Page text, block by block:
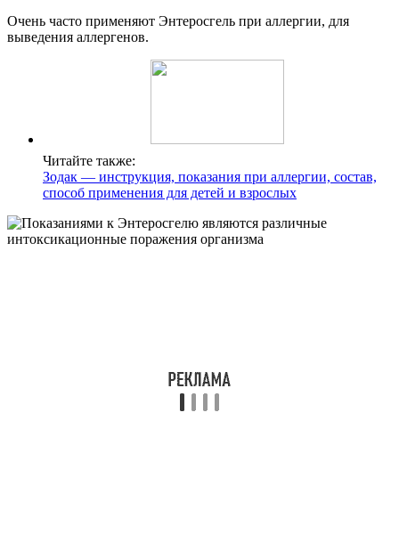
Очень часто применяют Энтеросгель при аллергии, для
выведения аллергенов.
Читайте также:
Зодак — инструкция, показания при аллергии, состав,
способ применения для детей и взрослых